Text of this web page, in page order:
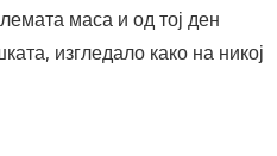
маса и од тој ден
изгледало како на никој